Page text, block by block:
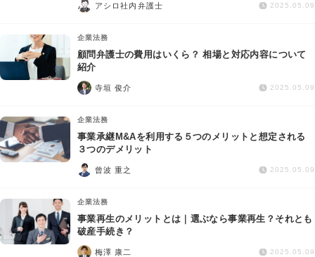
アシロ社内弁護士 2025.05.09
企業法務
顧問弁護士の費用はいくら？ 相場と対応内容について
紹介
寺垣 俊介 2025.05.09
企業法務
事業承継M&Aを利用する５つのメリットと想定される
３つのデメリット
曾波 重之 2025.05.09
企業法務
事業再生のメリットとは｜選ぶなら事業再生？それとも
破産手続き？
梅澤 康二 2025.05.09